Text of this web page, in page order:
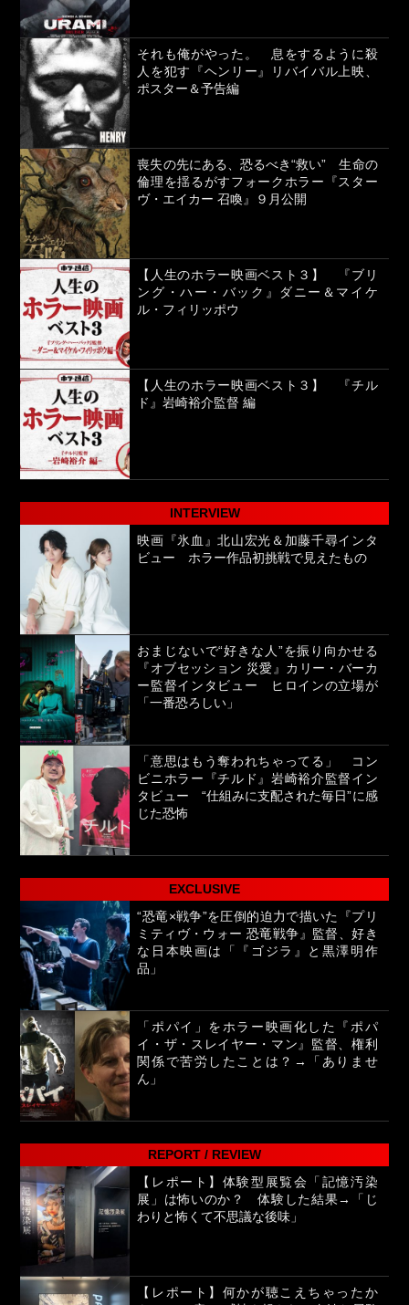
それも俺がやった。 息をするように殺
人を犯す『ヘンリー』リバイバル上映、
ポスター＆予告編
喪失の先にある、恐るべき“救い” 生命の
倫理を揺るがすフォークホラー『スター
ヴ・エイカー 召喚』９月公開
【人生のホラー映画ベスト３】 『ブリ
ング・ハー・バック』ダニー＆マイケ
ル・フィリッポウ
【人生のホラー映画ベスト３】 『チル
ド』岩崎裕介監督 編
INTERVIEW
映画『氷血』北山宏光＆加藤千尋インタ
ビュー ホラー作品初挑戦で見えたもの
おまじないで“好きな人”を振り向かせる
『オブセッション 災愛』カリー・バーカ
ー監督インタビュー ヒロインの立場が
「一番恐ろしい」
「意思はもう奪われちゃってる」 コン
ビニホラー『チルド』岩崎裕介監督イン
タビュー “仕組みに支配された毎日”に感
じた恐怖
EXCLUSIVE
“恐竜×戦争”を圧倒的迫力で描いた『プリ
ミティヴ・ウォー 恐竜戦争』監督、好き
な日本映画は「『ゴジラ』と黒澤明作
品」
「ポパイ」をホラー映画化した『ポパ
イ・ザ・スレイヤー・マン』監督、権利
関係で苦労したことは？→「ありませ
ん」
REPORT / REVIEW
【レポート】体験型展覧会「記憶汚染
展」は怖いのか？ 体験した結果→「じ
わりと怖くて不思議な後味」
【レポート】何かが聴こえちゃったか